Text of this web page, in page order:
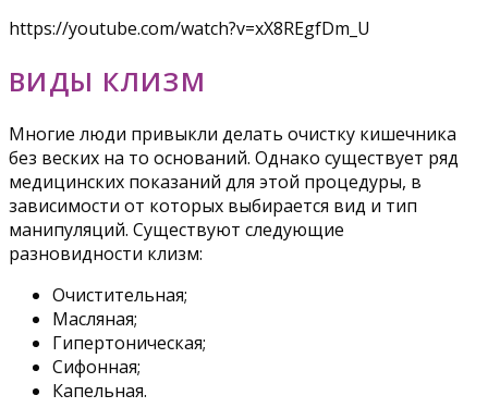
https://youtube.com/watch?v=xX8REgfDm_U
ВИДЫ КЛИЗМ
Многие люди привыкли делать очистку кишечника
без веских на то оснований. Однако существует ряд
медицинских показаний для этой процедуры, в
зависимости от которых выбирается вид и тип
манипуляций. Существуют следующие
разновидности клизм:
Очистительная;
Масляная;
Гипертоническая;
Сифонная;
Капельная.